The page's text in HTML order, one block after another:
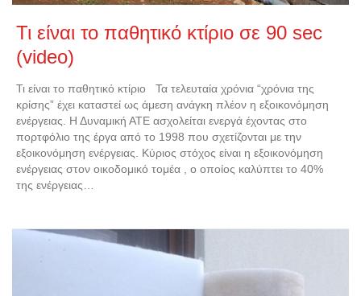
Τι είναι το παθητικό κτίριο σε 90 sec
(video)
Τι είναι το παθητικό κτίριο Τα τελευταία χρόνια “χρόνια της
κρίσης” έχει καταστεί ως άμεση ανάγκη πλέον η εξοικονόμηση
ενέργειας. Η Δυναμική ΑΤΕ ασχολείται ενεργά έχοντας στο
πορτφόλιο της έργα από το 1998 που σχετίζονται με την
εξοικονόμηση ενέργειας. Κύριος στόχος είναι η εξοικονόμηση
ενέργειας στον οικοδομικό τομέα , ο οποίος καλύπτει το 40%
της ενέργειας…